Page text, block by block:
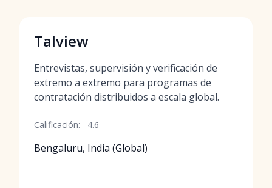
Talview
Entrevistas, supervisión y verificación de
extremo a extremo para programas de
contratación distribuidos a escala global.
Calificación: 4.6
Bengaluru, India (Global)